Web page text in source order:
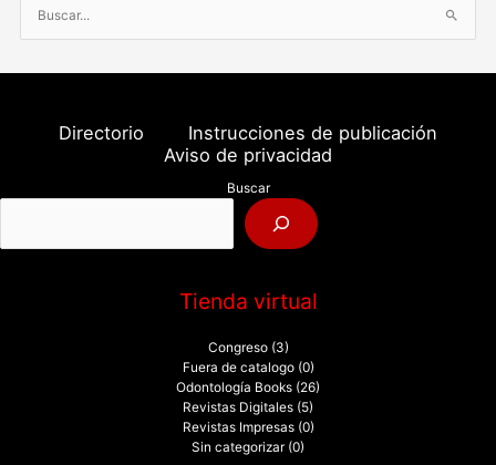
u
s
o
:
Directorio
Instrucciones de publicación
Aviso de privacidad
Buscar
Tienda virtual
Congreso (3)
Fuera de catalogo (0)
Odontología Books (26)
Revistas Digitales (5)
Revistas Impresas (0)
Sin categorizar (0)